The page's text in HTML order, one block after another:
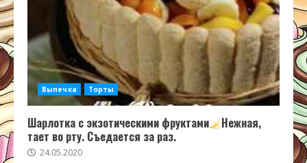
Выпечка Торты
Шарлотка с экзотическими фруктами
Нежная,
тает во рту. Съедается за раз.
24.05.2020